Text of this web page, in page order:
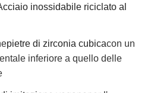
inossidabile riciclato al
pietre di zirconia cubicacon un
inferiore a quello delle